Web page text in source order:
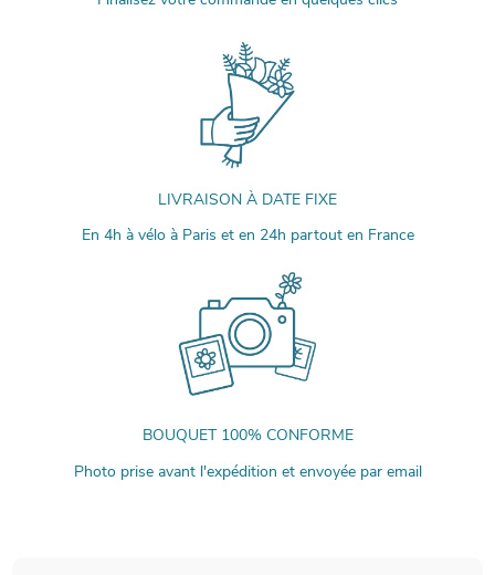
LIVRAISON À DATE FIXE
En 4h à vélo à Paris et en 24h partout en France
BOUQUET 100% CONFORME
Photo prise avant l'expédition et envoyée par email